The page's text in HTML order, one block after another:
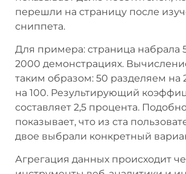
перешли на страницу после
сниппета.
Для примера: страница набрала
2000 демонстрациях.
таким образом: 50 разделяем
на 100. Результирующий
составляет 2,5 процента.
показывает, что из ста
двое выбрали конкретный
Агрегация данных происходит